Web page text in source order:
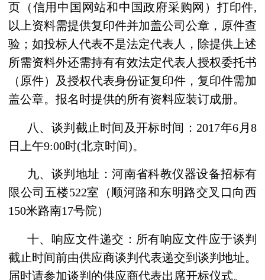
页（信用中国网站和中国政府采购网）打印件,
以上资料需提供复印件并加盖公司公章，原件查
验；如投标人代表不是法定代表人，除提供上述
所需资料外还需持有有效法定代表人授权委托书
（原件）及授权代表身份证复印件，复印件需加
盖公章。报名时提供的所有资料应装订成册。
八、谈判截止时间及开标时间： 2017年6 月8
日
上午9:00时(北京时间)。
九、谈判地址：河南省科教仪器设备招标有
限公司五楼522室（顺河路和东明路交叉口向西
150米路南17号院）
十、响应文件递交：所有响应文件应于谈判
截止时间前由供应商谈判代表递交到谈判地址。
届时请参加谈判的供应商代表出席开标仪式。